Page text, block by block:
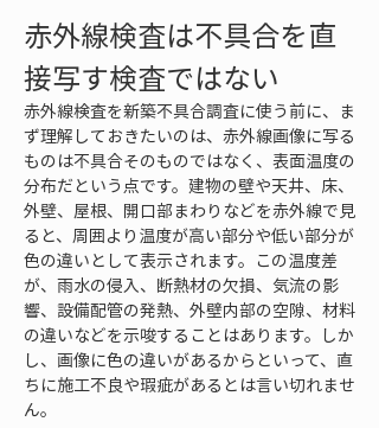
赤外線検査は不具合を直
接写す検査ではない
赤外線検査を新築不具合調査に使う前に、ま
ず理解しておきたいのは、赤外線画像に写る
ものは不具合そのものではなく、表面温度の
分布だという点です。建物の壁や天井、床、
外壁、屋根、開口部まわりなどを赤外線で見
ると、周囲より温度が高い部分や低い部分が
色の違いとして表示されます。この温度差
が、雨水の侵入、断熱材の欠損、気流の影
響、設備配管の発熱、外壁内部の空隙、材料
の違いなどを示唆することはあります。しか
し、画像に色の違いがあるからといって、直
ちに施工不良や瑕疵があるとは言い切れませ
ん。